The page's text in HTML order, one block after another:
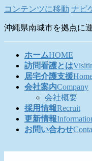
コンテンツに移動 ナビ
沖縄県南城市を拠点に
ホームHOME
訪問看護とは
居宅介護支援
会社案内Company
会社概要
採用情報Recruit
更新情報
お問い合わせ